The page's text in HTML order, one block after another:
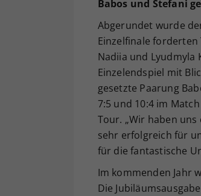
Babos und Stefani
Abgerundet wurde
Einzelfinale forderten
Nadiia und Lyudmyla
Einzelendspiel mit
gesetzte Paarung
7:5 und 10:4 im
Tour. „Wir haben
sehr erfolgreich für
für die fantastische
Im kommenden Jahr
Die